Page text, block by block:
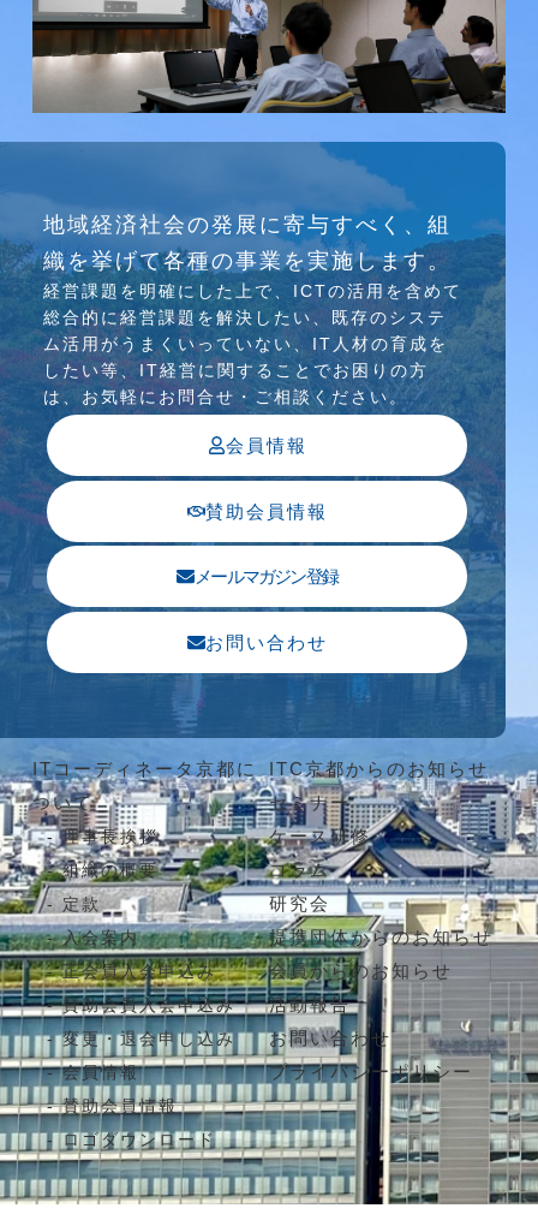
介護ソリューション研究会、WEB/SNS研究会を
行っています
地域経済社会の発展に寄与すべく、組
織を挙げて各種の事業を実施します。
経営課題を明確にした上で、ICTの活⽤を含めて
総合的に経営課題を解決したい、既存のシステ
ム活⽤がうまくいっていない、IT⼈材の育成を
したい等、IT経営に関することでお困りの⽅
は、お気軽にお問合せ・ご相談ください。
会員情報
賛助会員情報
メールマガジン登録
お問い合わせ
ITコーディネータ京都に
ついて
理事長挨拶
組織の概要
定款
入会案内
正会員入会申込み
賛助会員入会申込み
変更・退会申し込み
会員情報
賛助会員情報
ロゴダウンロード
ITC京都からのお知らせ
セミナー
ケース研修
コラム
研究会
提携団体からのお知らせ
会員からのお知らせ
活動報告
お問い合わせ
プライバシーポリシー